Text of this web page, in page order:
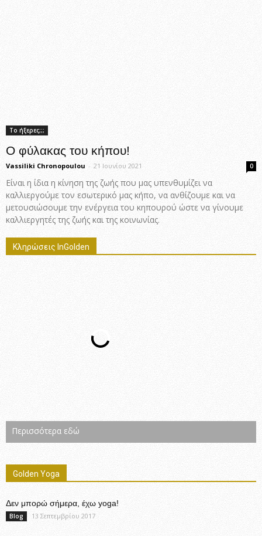
Το ήξερες;;;
Ο φύλακας του κήπου!
Vassiliki Chronopoulou - 21 Ιουνίου 2021 0
Είναι η ίδια η κίνηση της ζωής που μας υπενθυμίζει να
καλλιεργούμε τον εσωτερικό μας κήπο, να ανθίζουμε και να
μετουσιώσουμε την ενέργεια του κηπουρού ώστε να γίνουμε
καλλιεργητές της ζωής και της κοινωνίας.
Κληρώσεις InGolden
Περισσότερα εδώ
Golden Yoga
Δεν μπορώ σήμερα, έχω yoga!
Blog 13 Σεπτεμβρίου 2017